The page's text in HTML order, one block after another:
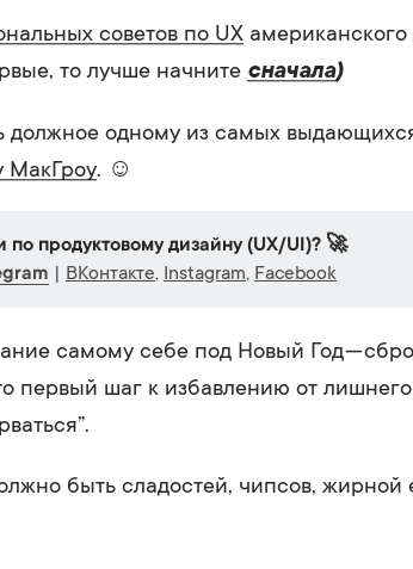
советов по UX американского
то лучше начните сначала)
должное одному из самых
МакГроу. ☺
продуктовому дизайну (UX/UI)? 🚀
| ВКонтакте, Instagram, Facebook
самому себе под Новый Год —
первый шаг к избавлению от
быть сладостей, чипсов, жирной